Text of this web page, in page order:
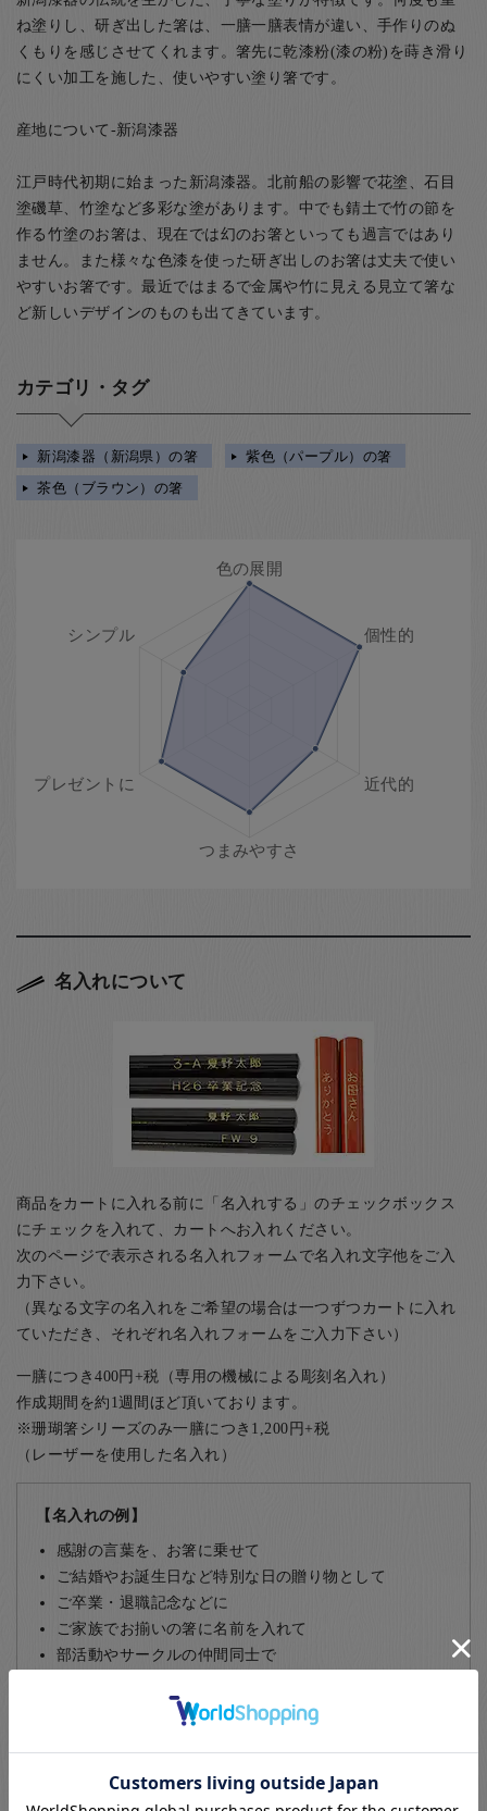
ね塗りし、研ぎ出した箸は、一膳一膳表情が違い、手作りのぬ
くもりを感じさせてくれます。箸先に乾漆粉(漆の粉)を蒔き滑り
にくい加工を施した、使いやすい塗り箸です。
産地について-新潟漆器
江戸時代初期に始まった新潟漆器。北前船の影響で花塗、石目
塗磯草、竹塗など多彩な塗があります。中でも錆土で竹の節を
作る竹塗のお箸は、現在では幻のお箸といっても過言ではあり
ません。また様々な色漆を使った研ぎ出しのお箸は丈夫で使い
やすいお箸です。最近ではまるで金属や竹に見える見立て箸な
ど新しいデザインのものも出てきています。
カテゴリ・タグ
新潟漆器（新潟県）の箸
紫色（パープル）の箸
茶色（ブラウン）の箸
名入れについて
商品をカートに入れる前に「名入れする」のチェックボックス
にチェックを入れて、カートへお入れください。
次のページで表示される名入れフォームで名入れ文字他をご入
力下さい。
（異なる文字の名入れをご希望の場合は一つずつカートに入れ
ていただき、それぞれ名入れフォームをご入力下さい）
一膳につき400円+税（専用の機械による彫刻名入れ）
作成期間を約1週間ほど頂いております。
※珊瑚箸シリーズのみ一膳につき1,200円+税
（レーザーを使用した名入れ）
【名入れの例】
感謝の言葉を、お箸に乗せて
ご結婚やお誕生日など特別な日の贈り物として
ご卒業・退職記念などに
ご家族でお揃いの箸に名前を入れて
部活動やサークルの仲間同士で
名入れについて詳しくはこちら